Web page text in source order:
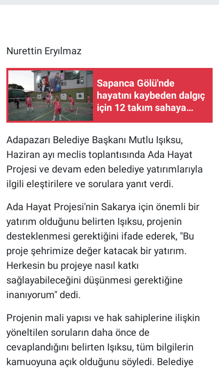
Nurettin Eryılmaz
Sapanca Gölü'nde
hayatını kaybeden dalgıç
için 12 takım sahaya
çıktı
Adapazarı Belediye Başkanı Mutlu Işıksu,
Haziran ayı meclis toplantısında Ada Hayat
Projesi ve devam eden belediye yatırımlarıyla
ilgili eleştirilere ve sorulara yanıt verdi.
Ada Hayat Projesi'nin Sakarya için önemli bir
yatırım olduğunu belirten Işıksu, projenin
desteklenmesi gerektiğini ifade ederek, "Bu
proje şehrimize değer katacak bir yatırım.
Herkesin bu projeye nasıl katkı
sağlayabileceğini düşünmesi gerektiğine
inanıyorum" dedi.
Projenin mali yapısı ve hak sahiplerine ilişkin
yöneltilen soruların daha önce de
cevaplandığını belirten Işıksu, tüm bilgilerin
kamuoyuna açık olduğunu söyledi. Belediye